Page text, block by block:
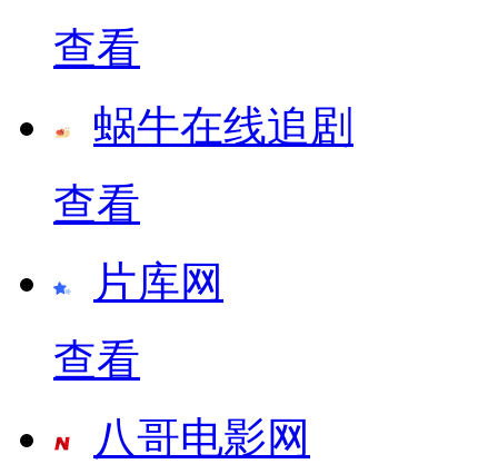
查看
蜗牛在线追剧
查看
片库网
查看
八哥电影网